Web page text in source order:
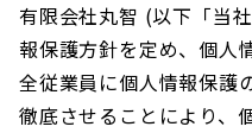
有限会社丸智 (以下「当
報保護方針を定め、個人
全従業員に個人情報保護
徹底させることにより、